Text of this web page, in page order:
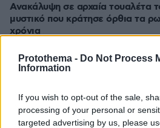
Protothema - Do Not Process
Information
If you wish to opt-out of the sale,
processing of your personal or
targeted advertising by us, please
Ανακάλυψη σε αρχαία τουαλέτα
μυστικό που κράτησε όρθια τα
χρόνια
Συνελήφθη στη Γερμανία μέλος
τσιγαράδων του «Έντικ»
Κατασκευάζουν ποτάμι από
σκοπό: Να τερματίσουν την
πριν 16 λεπτά